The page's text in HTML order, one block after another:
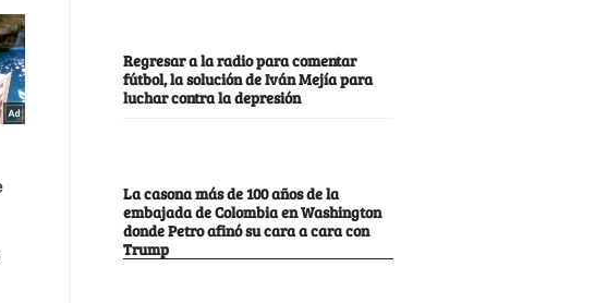
Regresar a la radio para comentar
fútbol, la solución de Iván Mejía para
luchar contra la depresión
La casona más de 100 años de la
embajada de Colombia en Washington
donde Petro afinó su cara a cara con
Trump